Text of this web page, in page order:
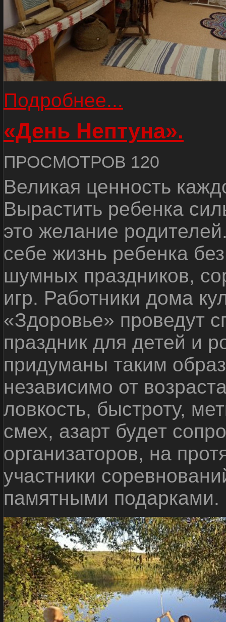
Подробнее...
«День Нептуна».
ПРОСМОТРОВ 120
Великая ценность
Вырастить ребенка
это желание
себе жизнь ребенка
шумных праздников,
игр. Работники дома
«Здоровье» проведут
праздник для детей и
придуманы таким
независимо от
ловкость, быстроту,
смех, азарт будет
организаторов, на
участники
памятными подарками.